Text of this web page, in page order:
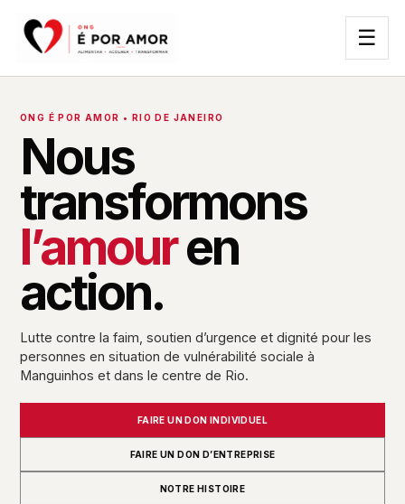
☰
ONG É POR AMOR • RIO DE JANEIRO
Nous
transformons
l’amouren
action.
Lutte contre la faim, soutien d’urgence et dignité pour les
personnes en situation de vulnérabilité sociale à
Manguinhos et dans le centre de Rio.
FAIRE UN DON INDIVIDUEL
FAIRE UN DON D’ENTREPRISE
NOTRE HISTOIRE